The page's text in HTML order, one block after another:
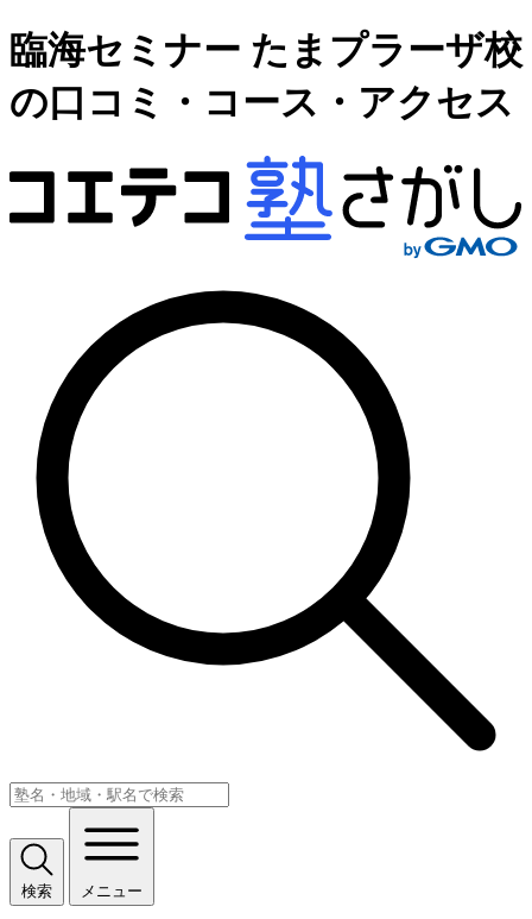
臨海セミナー たまプラーザ校
の口コミ・コース・アクセス
検索 メニュー